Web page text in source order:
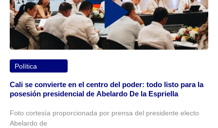
Política
Cali se convierte en el centro del poder: todo listo para la
posesión presidencial de Abelardo De la Espriella
Foto cortesía proporcionada por prensa del presidente electo
Abelardo de